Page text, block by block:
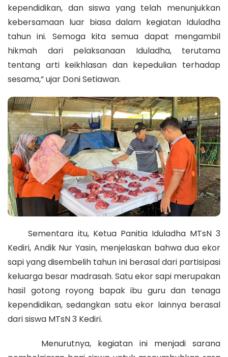
kependidikan, dan siswa yang telah menunjukkan
kebersamaan luar biasa dalam kegiatan Iduladha
tahun ini. Semoga kita semua dapat mengambil
hikmah dari pelaksanaan Iduladha, terutama
tentang arti keikhlasan dan kepedulian terhadap
sesama,” ujar Doni Setiawan.
Sementara itu, Ketua Panitia Iduladha MTsN 3
Kediri, Andik Nur Yasin, menjelaskan bahwa dua ekor
sapi yang disembelih tahun ini berasal dari partisipasi
keluarga besar madrasah. Satu ekor sapi merupakan
hasil gotong royong bapak ibu guru dan tenaga
kependidikan, sedangkan satu ekor lainnya berasal
dari siswa MTsN 3 Kediri.
Menurutnya, kegiatan ini menjadi sarana